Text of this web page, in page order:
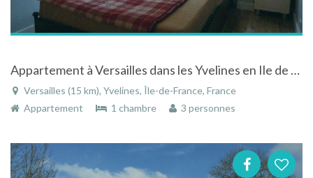
Appartement à Versailles dans les Yvelines en Ile de France en plein centre-ville
Versailles (15 km), Yvelines, Île-de-France, France
Appartement
1 chambre 3 personnes